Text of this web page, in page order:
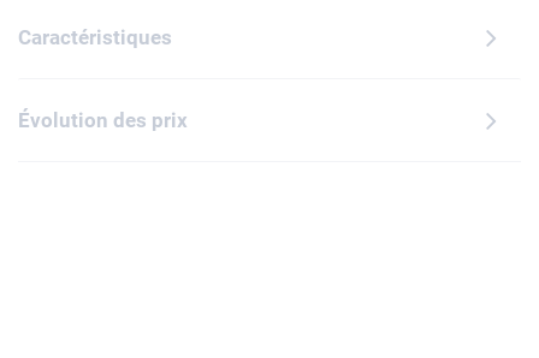
tailles et est lavable en machine.
Caractéristiques
Évolution des prix